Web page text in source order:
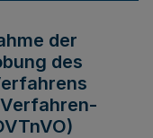
der
des